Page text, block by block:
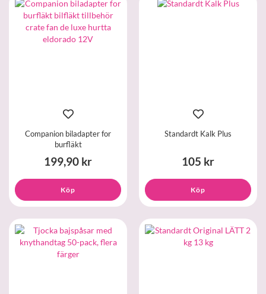
Companion biladapter for
burfläkt
199,90 kr
Köp
Standardt Kalk Plus
105 kr
Köp